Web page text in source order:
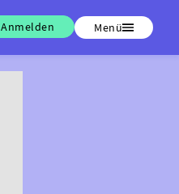
Anmelden Menü